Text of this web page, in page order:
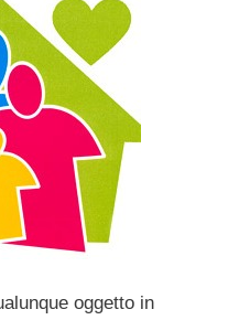
oggetto in